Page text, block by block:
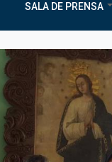
SALA DE PRENSA